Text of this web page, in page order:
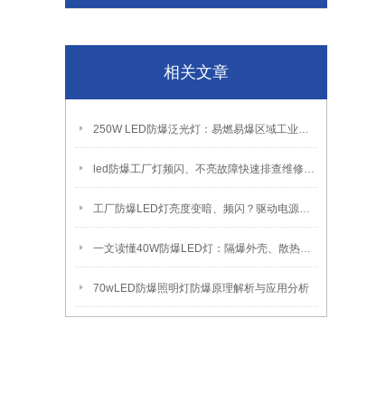
相关文章
250W LED防爆泛光灯：易燃易爆区域工业固定照明装置
led防爆工厂灯频闪、不亮故障快速排查维修方法
工厂防爆LED灯亮度变暗、频闪？驱动电源故障检修方法
一文读懂40W防爆LED灯：隔爆外壳、散热、防爆认证原理
70wLED防爆照明灯防爆原理解析与应用分析